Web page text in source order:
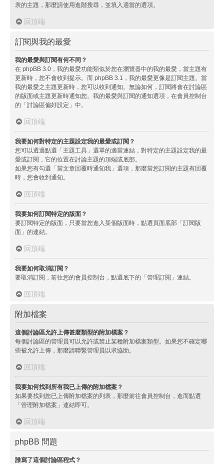
表的主題，那麼請使用進階搜尋，並填入適當的選項。
回頂端
訂閱與我的最愛
我的最愛與訂閱有何不同？
在 phpBB 3.0，我的最愛功能類似於您在瀏覽器中的我的最愛，當主題有
更新時，您不會收到提示。而 phpBB 3.1，我的最愛更像是訂閱主題。當
我的最愛之主題更新時，您可以收到通知。無論如何，訂閱將會在討論區
的版面或主題更新時通知您。我的最愛與訂閱的通知選項，在會員控制台
的「討論區偏好設定」中。
回頂端
我要如何對特定的主題設定我的最愛或訂閱？
您可以透過點選「主題工具」選單的適當連結，對特定的主題設定我的最
愛或訂閱，它的位置在討論主題的頂端或底部。
如果您有勾選「當文章回覆時通知我」選項，那麼當您訂閱的主題有回覆
時，您會收到通知。
回頂端
我要如何訂閱特定的版面？
要訂閱特定的版面，只要當您進入某個版面時，點選頁面底部「訂閱版
面」的連結。
回頂端
我要如何取消訂閱？
要取消訂閱，前往您的會員控制台，點選底下的「管理訂閱」連結。
回頂端
附加檔案
這個討論區允許上傳甚麼類型的附加檔案？
每個討論區的管理員可以允許或禁止某種附加檔案類型。如果您不確定哪
些被允許上傳，那麼請聯繫管理員以求協助。
回頂端
我要如何找到所有我已上傳的附加檔案？
如果要找到您已上傳附加檔案的列表，那麼前往會員控制台，進而點選
「管理附加檔案」連結即可。
回頂端
phpBB 問題
誰寫了這個討論區程式？